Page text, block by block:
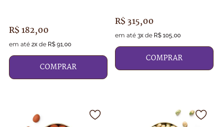
R$ 182,00
em até 2xde R$ 91,00
COMPRAR
R$315,00
em até 3xde R$ 105,00
COMPRAR